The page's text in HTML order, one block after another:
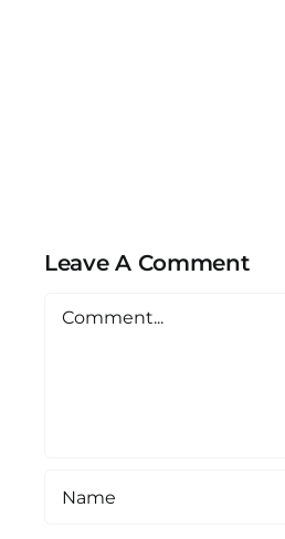
Leave A Comment
Comment